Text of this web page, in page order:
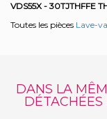
VDS55X - 30TJTHFFE
Toutes les pièces Lave-
DANS LA
DÉTACHÉES